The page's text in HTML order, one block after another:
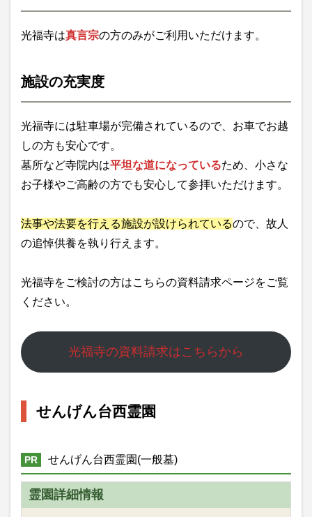
光福寺は真言宗の方のみがご利用いただけます。
施設の充実度
光福寺には駐車場が完備されているので、お車でお越
しの方も安心です。
墓所など寺院内は平坦な道になっているため、小さな
お子様やご高齢の方でも安心して参拝いただけます。
法事や法要を行える施設が設けられているので、故人
の追悼供養を執り行えます。
光福寺をご検討の方はこちらの資料請求ページをご覧
ください。
光福寺の資料請求はこちらから
せんげん台西霊園
PR せんげん台西霊園(一般墓)
霊園詳細情報